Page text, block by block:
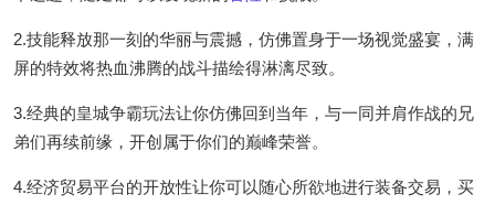
2.技能释放那一刻的华丽与震撼，仿佛置身于一场视觉盛宴，满
屏的特效将热血沸腾的战斗描绘得淋漓尽致。
3.经典的皇城争霸玩法让你仿佛回到当年，与一同并肩作战的兄
弟们再续前缘，开创属于你们的巅峰荣誉。
4.经济贸易平台的开放性让你可以随心所欲地进行装备交易，买